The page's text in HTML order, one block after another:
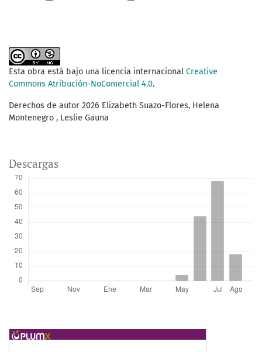
Esta obra está bajo una licencia internacional Creative
Commons Atribución-NoComercial 4.0.
Derechos de autor 2026 Elizabeth Suazo-Flores, Helena
Montenegro , Leslie Gauna
Descargas